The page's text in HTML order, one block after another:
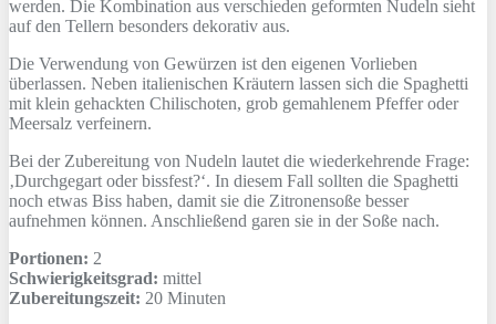
werden. Die Kombination aus verschieden geformten Nudeln sieht
auf den Tellern besonders dekorativ aus.
Die Verwendung von Gewürzen ist den eigenen Vorlieben
überlassen. Neben italienischen Kräutern lassen sich die Spaghetti
mit klein gehackten Chilischoten, grob gemahlenem Pfeffer oder
Meersalz verfeinern.
Bei der Zubereitung von Nudeln lautet die wiederkehrende Frage:
‚Durchgegart oder bissfest?‘. In diesem Fall sollten die Spaghetti
noch etwas Biss haben, damit sie die Zitronensoße besser
aufnehmen können. Anschließend garen sie in der Soße nach.
Portionen: 2
Schwierigkeitsgrad: mittel
Zubereitungszeit: 20 Minuten